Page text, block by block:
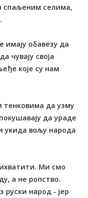
спаљеним селима,
имају обавезу да
чувају своја
које су нам
тенковима да узму
да ураде
укида вољу народа
Ми смо
а не ропство.
руски народ - јер